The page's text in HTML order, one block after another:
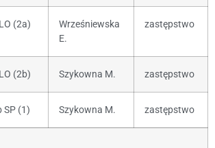
(2a)
Wrześniewska
E.
zastępstwo
(2b) Szykowna M. zastępstwo
SP (1) Szykowna M. zastępstwo